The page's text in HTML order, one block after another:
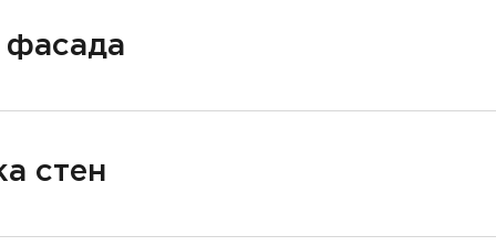
стен